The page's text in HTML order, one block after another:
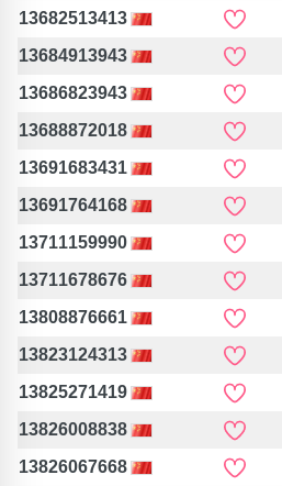
13682513413
13684913943
13686823943
13688872018
13691683431
13691764168
13711159990
13711678676
13808876661
13823124313
13825271419
13826008838
13826067668